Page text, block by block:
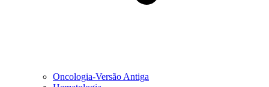
Oncologia-Versão Antiga